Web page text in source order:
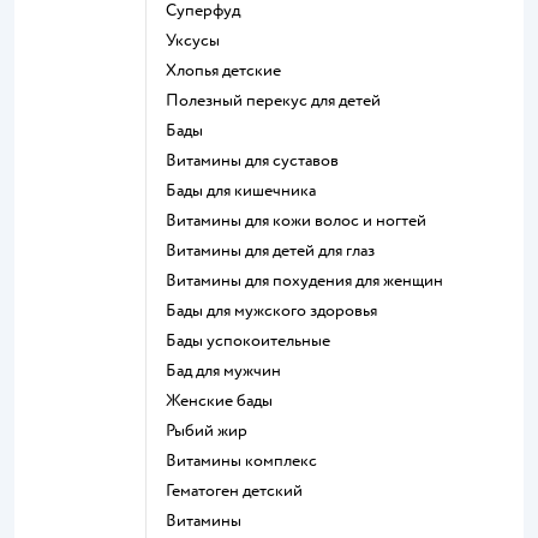
Суперфуд
Уксусы
Хлопья детские
Полезный перекус для детей
Бады
Витамины для суставов
Бады для кишечника
Витамины для кожи волос и ногтей
Витамины для детей для глаз
Витамины для похудения для женщин
Бады для мужского здоровья
Бады успокоительные
Бад для мужчин
Женские бады
Рыбий жир
Витамины комплекс
Гематоген детский
Витамины